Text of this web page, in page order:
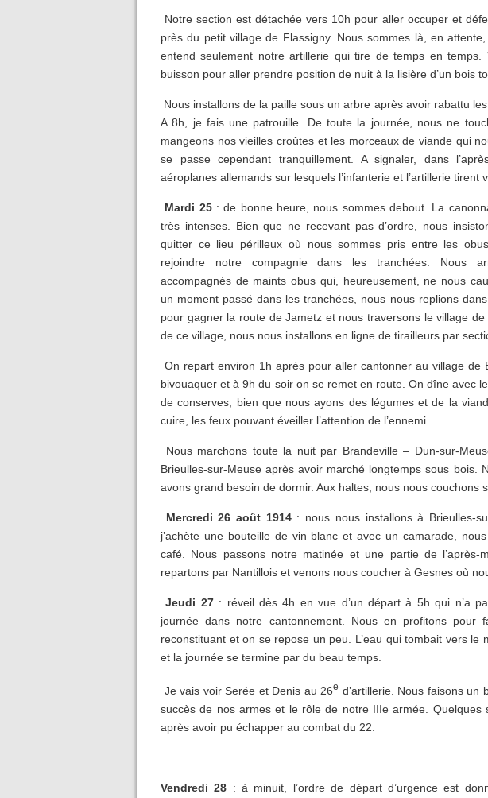
Notre section est détachée vers 10h pour aller occuper et
près du petit village de Flassigny. Nous sommes là, en
entend seulement notre artillerie qui tire de temps en temps.
buisson pour aller prendre position de nuit à la lisière d’un bois
Nous installons de la paille sous un arbre après avoir rabattu
A 8h, je fais une patrouille. De toute la journée, nous ne
mangeons nos vieilles croûtes et les morceaux de viande qui
se passe cependant tranquillement. A signaler, dans
aéroplanes allemands sur lesquels l’infanterie et l’artillerie tirent
Mardi 25: de bonne heure, nous sommes debout. La
très intenses. Bien que ne recevant pas d’ordre, nous
quitter ce lieu périlleux où nous sommes pris entre les
rejoindre notre compagnie dans les tranchées. Nous
accompagnés de maints obus qui, heureusement, ne nous
un moment passé dans les tranchées, nous nous replions
pour gagner la route de Jametz et nous traversons le village
de ce village, nous nous installons en ligne de tirailleurs par
On repart environ 1h après pour aller cantonner au village de
bivouaquer et à 9h du soir on se remet en route. On dîne avec
de conserves, bien que nous ayons des légumes et de la
cuire, les feux pouvant éveiller l’attention de l’ennemi.
Nous marchons toute la nuit par Brandeville – Dun-sur-
Brieulles-sur-Meuse après avoir marché longtemps sous bois.
avons grand besoin de dormir. Aux haltes, nous nous couchons
Mercredi 26 août 1914: nous nous installons à Brieulles-
j’achète une bouteille de vin blanc et avec un camarade,
café. Nous passons notre matinée et une partie de l’après-
repartons par Nantillois et venons nous coucher à Gesnes où
Jeudi 27: réveil dès 4h en vue d’un départ à 5h qui n’a
journée dans notre cantonnement. Nous en profitons pour
reconstituant et on se repose un peu. L’eau qui tombait vers le
et la journée se termine par du beau temps.
Je vais voir Serée et Denis au 26e d’artillerie. Nous faisons un
succès de nos armes et le rôle de notre IIIe armée. Quelques
après avoir pu échapper au combat du 22.
Vendredi 28 : à minuit, l’ordre de départ d’urgence est